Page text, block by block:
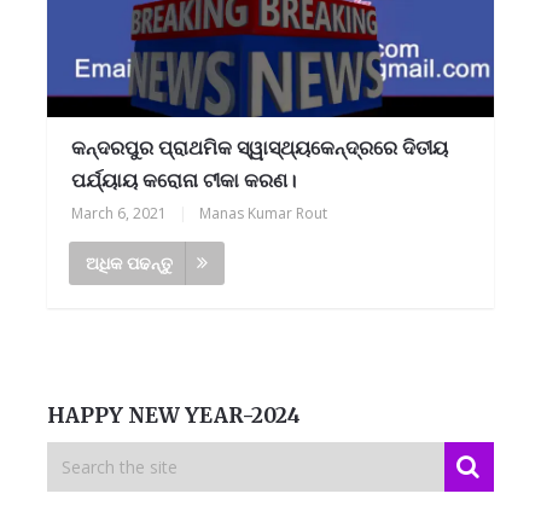
କନ୍ଦରପୁର ପ୍ରାଥମିକ ସ୍ୱାସ୍ଥ୍ୟକେନ୍ଦ୍ରରେ ଦିତୀୟ
ପର୍ଯ୍ୟାୟ କରୋନା ଟୀକା କରଣ।
March 6, 2021 Manas Kumar Rout
ଅଧିକ ପଢନ୍ତୁ
HAPPY NEW YEAR-2024